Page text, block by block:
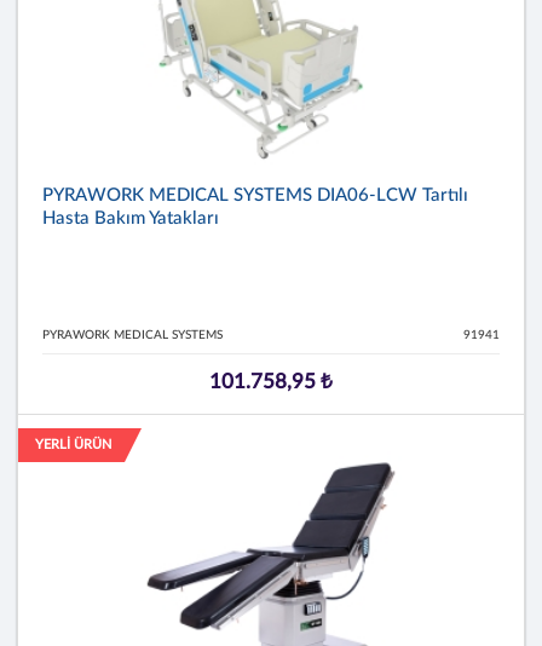
PYRAWORK MEDICAL SYSTEMS DIA06-LCW Tartılı
Hasta Bakım Yatakları
PYRAWORK MEDICAL SYSTEMS 91941
101.758,95 ₺
YERLİ ÜRÜN